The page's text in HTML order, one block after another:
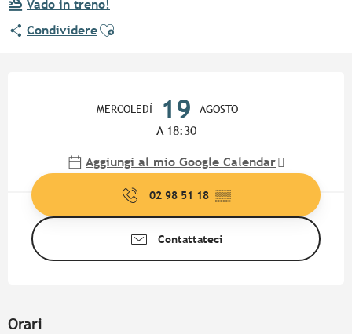
Vado in treno!
CondividereAjouter aux favoris
MERCOLEDÌ 19 AGOSTO
A 18:30
Aggiungi al mio Google Calendar
02 98 51 18 ▒▒
Contattateci
Orari